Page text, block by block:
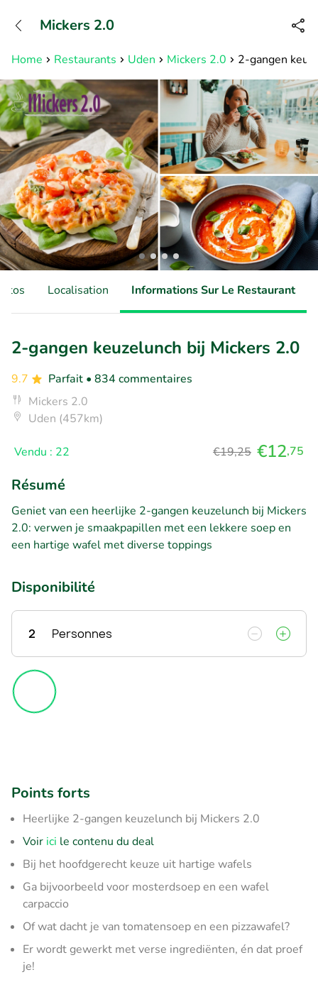
Disponible jusqu'à 23:00 heures
Home Restaurants Uden Mickers 2.0 2-gangen
Mickers 2.0
Localisation Informations Sur Le Restaurant
2-gangen keuzelunch bij Mickers 2.0
9.7 Parfait • 834 commentaires
Mickers 2.0
Uden (457km)
Vendu : 22 €19,25 €12,75
Résumé
Geniet van een heerlijke 2-gangen keuzelunch bij Mickers
2.0: verwen je smaakpapillen met een lekkere soep en
een hartige wafel met diverse toppings
Disponibilité
2 Personnes
Points forts
Heerlijke 2-gangen keuzelunch bij Mickers 2.0
Voir ici le contenu du deal
Bij het hoofdgerecht keuze uit hartige wafels
Ga bijvoorbeeld voor mosterdsoep en een wafel
carpaccio
Of wat dacht je van tomatensoep en een pizzawafel?
Er wordt gewerkt met verse ingrediënten, én dat proef
je!